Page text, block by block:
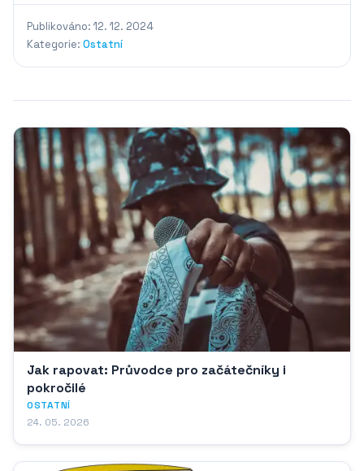
Publikováno: 12. 12. 2024
Kategorie: Ostatní
Jak rapovat: Průvodce pro začátečníky i
pokročilé
OSTATNÍ
24. 05. 2026